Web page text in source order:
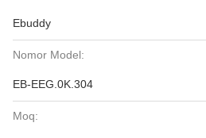
Ebuddy
Nomor Model:
EB-EEG.0K.304
Moq: